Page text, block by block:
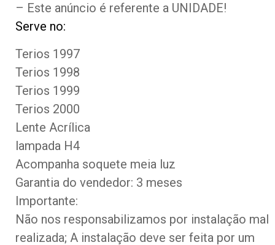
– Este anúncio é referente a UNIDADE!
Serve no:
Terios 1997
Terios 1998
Terios 1999
Terios 2000
Lente Acrílica
lampada H4
Acompanha soquete meia luz
Garantia do vendedor: 3 meses
Importante:
Não nos responsabilizamos por instalação mal
realizada; A instalação deve ser feita por um